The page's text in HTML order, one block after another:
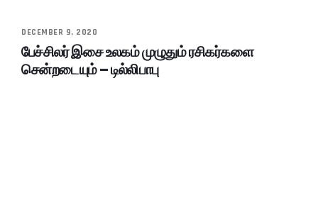
DECEMBER 9, 2020
பேச்சிலர் இசை உலகம் முழுதும் ரசிகர்களை
சென்றடையும் – டில்லிபாபு